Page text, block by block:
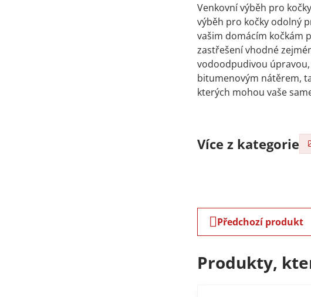
Venkovní výběh pro
výběh pro kočky odolný
vašim domácím kočkám
zastřešení vhodné
vodoodpudivou
bitumenovým nátěrem,
kterých mohou vaše
Více z kategorie
Předchozí produkt
Produkty,